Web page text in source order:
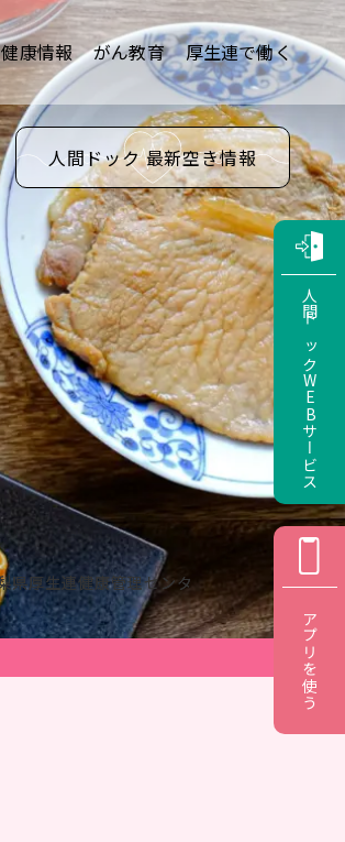
健康情報 がん教育 厚生連で働く
人間ドック 最新空き情報
人間ドックWEBサービス
アプリを使う